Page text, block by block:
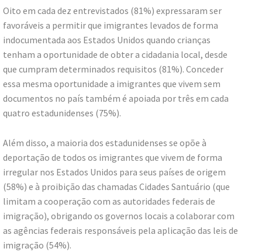
Oito em cada dez entrevistados (81%) expressaram ser
favoráveis a permitir que imigrantes levados de forma
indocumentada aos Estados Unidos quando crianças
tenham a oportunidade de obter a cidadania local, desde
que cumpram determinados requisitos (81%). Conceder
essa mesma oportunidade a imigrantes que vivem sem
documentos no país também é apoiada por três em cada
quatro estadunidenses (75%).
Além disso, a maioria dos estadunidenses se opõe à
deportação de todos os imigrantes que vivem de forma
irregular nos Estados Unidos para seus países de origem
(58%) e à proibição das chamadas Cidades Santuário (que
limitam a cooperação com as autoridades federais de
imigração), obrigando os governos locais a colaborar com
as agências federais responsáveis pela aplicação das leis de
imigração (54%).